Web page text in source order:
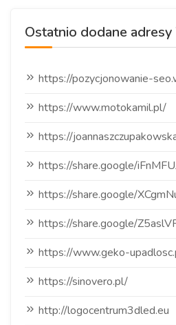
Ostatnio dodane
https://pozycjonowanie-
https://www.motokamil.pl/
https://
https://share.google/
https://share.google/
https://share.google/
https://www.geko-
https://sinovero.pl/
http://logocentrum3dled.eu